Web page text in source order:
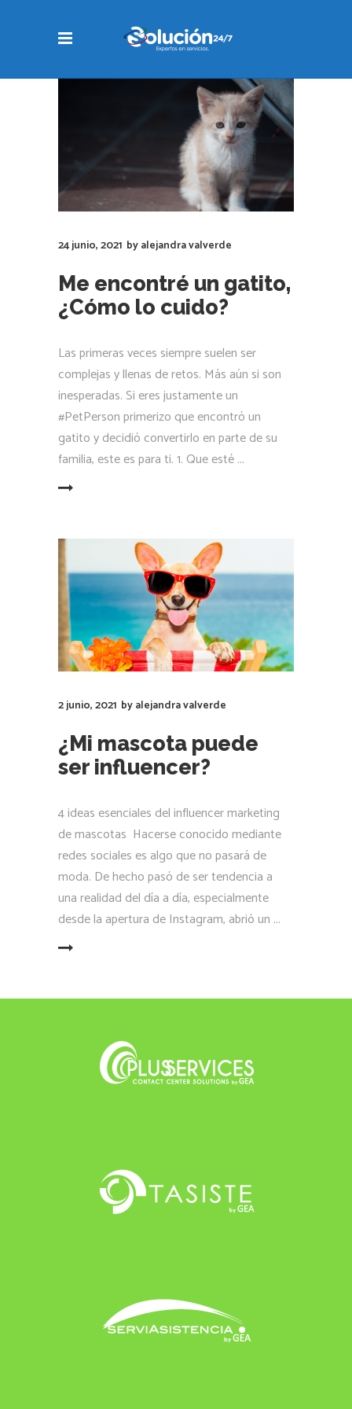
24 junio, 2021 byalejandra valverde
Me encontré un gatito,
¿Cómo lo cuido?
Las primeras veces siempre suelen ser
complejas y llenas de retos. Más aún si son
inesperadas. Si eres justamente un
#PetPerson primerizo que encontró un
gatito y decidió convertirlo en parte de su
familia, este es para ti. 1. Que esté
2 junio, 2021 byalejandra valverde
¿Mi mascota puede
ser influencer?
4 ideas esenciales del influencer marketing
de mascotas Hacerse conocido mediante
redes sociales es algo que no pasará de
moda. De hecho pasó de ser tendencia a
una realidad del día a día, especialmente
desde la apertura de Instagram, abrió un